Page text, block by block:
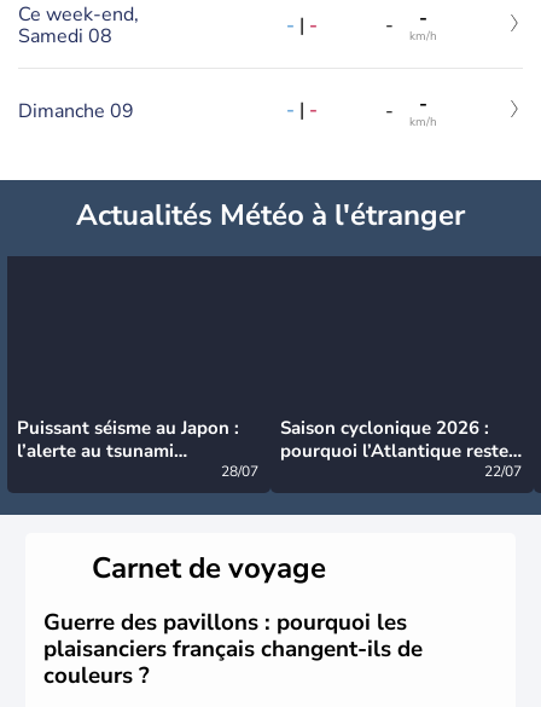
Ce week-end,
Samedi 08
- | - - -
km/h
Dimanche 09 - | - - -
km/h
Actualités Météo à l'étranger
Puissant séisme au Japon :
l’alerte au tsunami
28/07
Saison cyclonique 2026 :
pourquoi l’Atlantique reste
22/07
Carnet de voyage
Guerre des pavillons : pourquoi les
plaisanciers français changent-ils de
couleurs ?